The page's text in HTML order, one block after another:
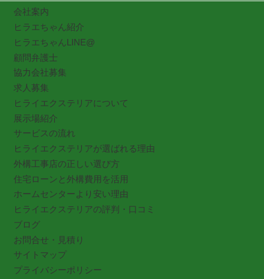
会社案内
ヒラエちゃん紹介
ヒラエちゃんLINE@
顧問弁護士
協力会社募集
求人募集
ヒライエクステリアについて
展示場紹介
サービスの流れ
ヒライエクステリアが選ばれる理由
外構工事店の正しい選び方
住宅ローンと外構費用を活用
ホームセンターより安い理由
ヒライエクステリアの評判・口コミ
ブログ
お問合せ・見積り
サイトマップ
プライバシーポリシー